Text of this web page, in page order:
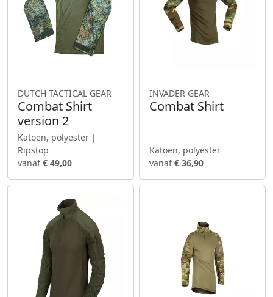
DUTCH TACTICAL GEAR
Combat Shirt
version 2
Katoen, polyester |
Ripstop
vanaf€ 49,00
INVADER GEAR
Combat Shirt
Katoen, polyester
vanaf€ 36,90